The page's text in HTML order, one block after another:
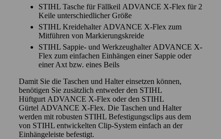
STIHL Tasche für Fällkeil ADVANCE X-Flex für 2
Keile unterschiedlicher Größe
STIHL Kreidehalter ADVANCE X-Flex zum
Mitführen von Markierungskreide
STIHL Sappie- und Werkzeughalter ADVANCE X-
Flex zum einfachen Einhängen einer Sappie oder
einer Axt bzw. eines Beils
Damit Sie die Taschen und Halter einsetzen können,
benötigen Sie zusätzlich entweder den STIHL
Hüftgurt ADVANCE X-Flex oder den STIHL
Gürtel ADVANCE X-Flex. Die Taschen und Halter
werden mit robusten STIHL Befestigungsclips aus dem
von STIHL entwickelten Clip-System einfach an der
Einhängeleiste befestigt.